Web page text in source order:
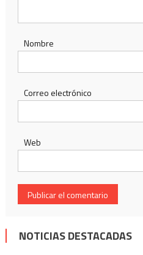
Nombre
Correo electrónico
Web
NOTICIAS DESTACADAS